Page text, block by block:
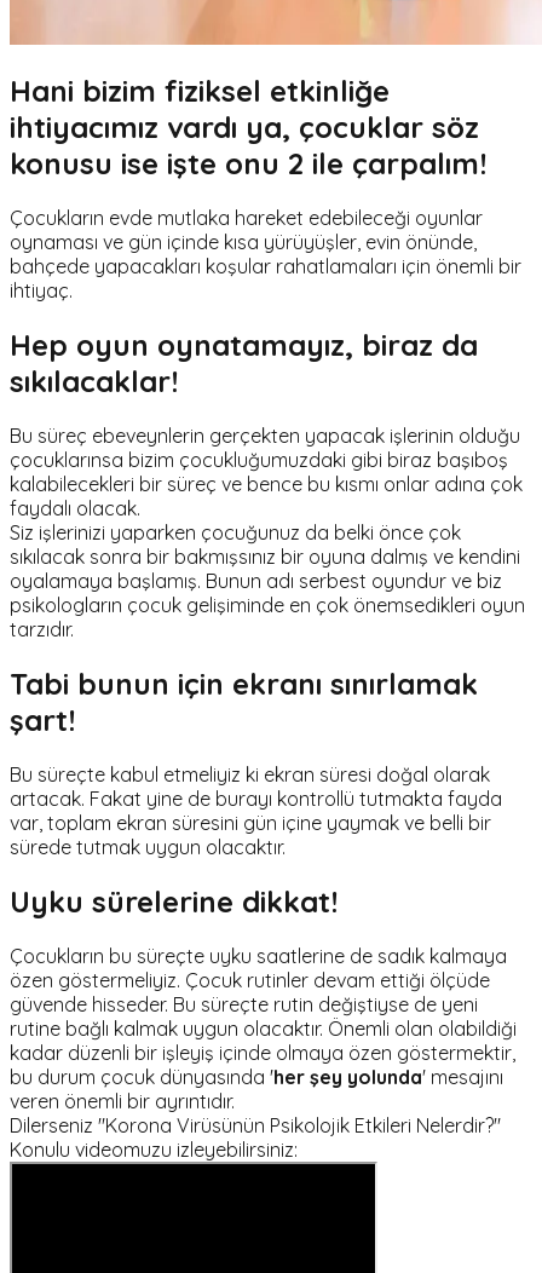
Hani bizim fiziksel etkinliğe
ihtiyacımız vardı ya, çocuklar söz
konusu ise işte onu 2 ile çarpalım!
Çocukların evde mutlaka hareket edebileceği oyunlar
oynaması ve gün içinde kısa yürüyüşler, evin önünde,
bahçede yapacakları koşular rahatlamaları için önemli bir
ihtiyaç.
Hep oyun oynatamayız, biraz da
sıkılacaklar!
Bu süreç ebeveynlerin gerçekten yapacak işlerinin olduğu
çocuklarınsa bizim çocukluğumuzdaki gibi biraz başıboş
kalabilecekleri bir süreç ve bence bu kısmı onlar adına çok
faydalı olacak.
Siz işlerinizi yaparken çocuğunuz da belki önce çok
sıkılacak sonra bir bakmışsınız bir oyuna dalmış ve kendini
oyalamaya başlamış. Bunun adı serbest oyundur ve biz
psikologların çocuk gelişiminde en çok önemsedikleri oyun
tarzıdır.
Tabi bunun için ekranı sınırlamak
şart!
Bu süreçte kabul etmeliyiz ki ekran süresi doğal olarak
artacak. Fakat yine de burayı kontrollü tutmakta fayda
var, toplam ekran süresini gün içine yaymak ve belli bir
sürede tutmak uygun olacaktır.
Uyku sürelerine dikkat!
Çocukların bu süreçte uyku saatlerine de sadık kalmaya
özen göstermeliyiz. Çocuk rutinler devam ettiği ölçüde
güvende hisseder. Bu süreçte rutin değiştiyse de yeni
rutine bağlı kalmak uygun olacaktır. Önemli olan olabildiği
kadar düzenli bir işleyiş içinde olmaya özen göstermektir,
bu durum çocuk dünyasında 'her şey yolunda' mesajını
veren önemli bir ayrıntıdır.
Dilerseniz "Korona Virüsünün Psikolojik Etkileri Nelerdir?"
Konulu videomuzu izleyebilirsiniz: